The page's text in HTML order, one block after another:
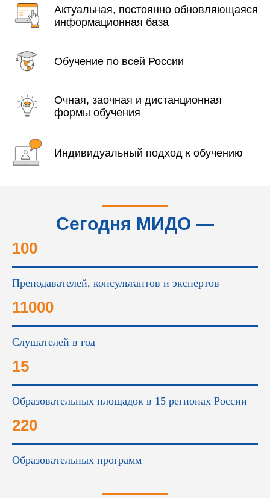
Актуальная, постоянно обновляющаяся
информационная база
Обучение по всей России
Очная, заочная и дистанционная
формы обучения
Индивидуальный подход к обучению
Сегодня МИДО —
100
Преподавателей, консультантов и экспертов
11000
Слушателей в год
15
Образовательных площадок в 15 регионах России
220
Образовательных программ